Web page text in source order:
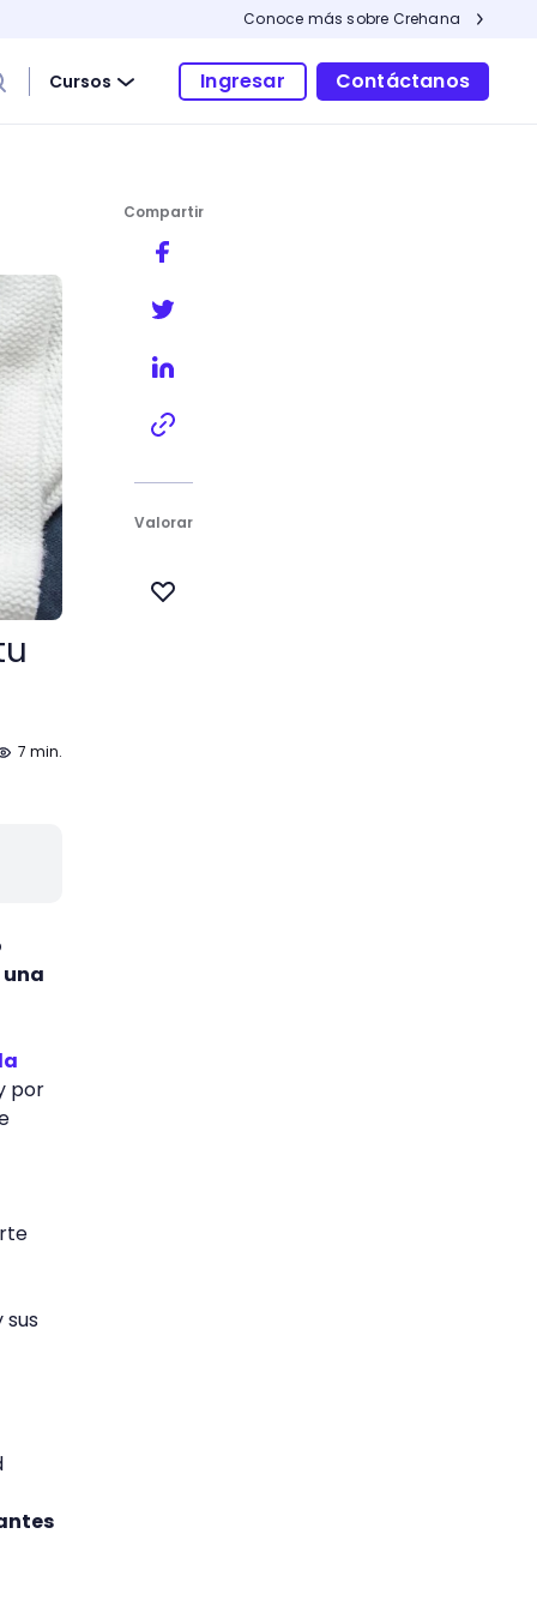
Conoce más sobre Crehana
Cursos Ingresar Contáctanos
7 min.
por
sus
Compartir
Valorar